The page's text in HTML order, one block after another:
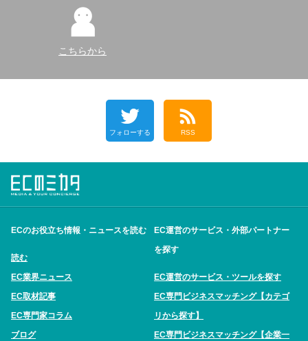
こちらから
フォローする RSS
ECのお役立ち情報・ニュースを読む
読む
EC業界ニュース
EC取材記事
EC専門家コラム
ブログ
EC運営のサービス・外部パートナー
を探す
EC運営のサービス・ツールを探す
EC専門ビジネスマッチング【カテゴ
リから探す】
EC専門ビジネスマッチング【企業一